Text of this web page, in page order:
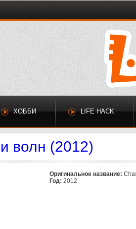
ХОББИ LIFE HACK
волн (2012)
Оригинальное название:
Год: 2012